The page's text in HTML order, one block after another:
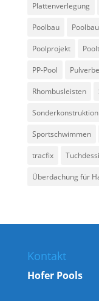
Plattenverlegung
Poolbau
Poolprojekt
PP-Pool
Rhombusleisten
Sonderkonstruktion
Sportschwimmen
tracfix
Überdachung für
Kontakt
Hofer Pools